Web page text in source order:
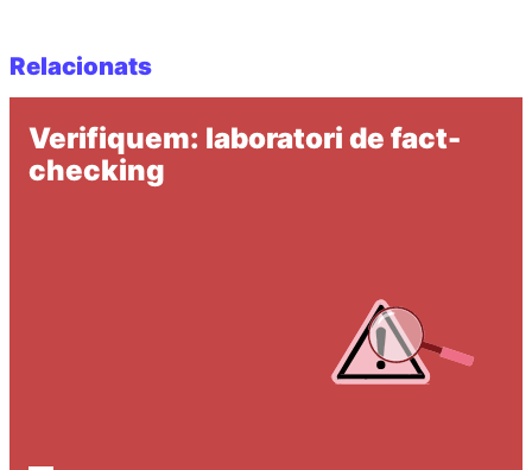
Relacionats
Verifiquem: laboratori de fact-
checking